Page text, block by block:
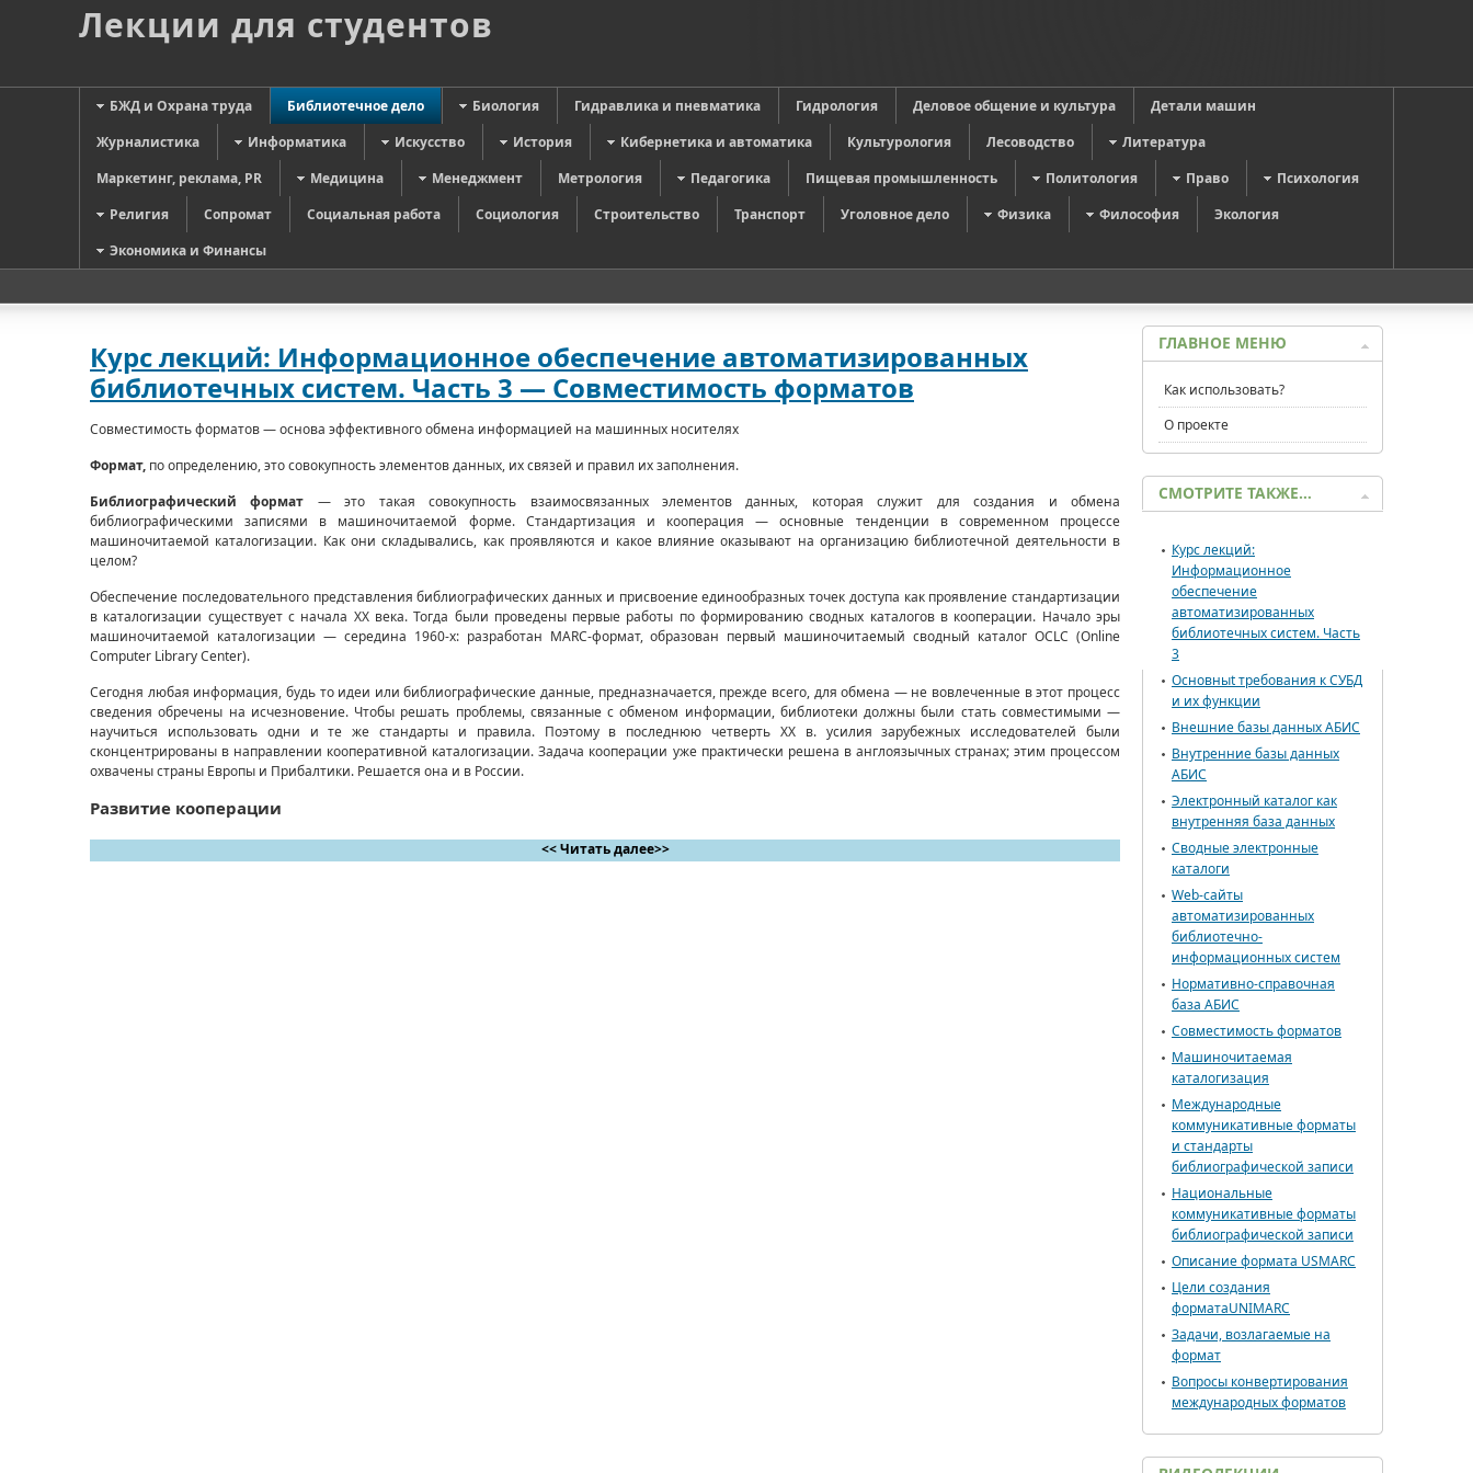
Лекции для студентов
БЖД и Охрана труда Библиотечное дело Биология Гидравлика и пневматика Гидрология Деловое общение и культура
Детали машин
Журналистика
Информатика Искусство История Кибернетика и автоматика Культурология Лесоводство
Литература
Маркетинг, реклама, PR
Медицина Менеджмент Метрология Педагогика Пищевая промышленность Политология Право
Психология
Религия
Сопромат Социальная работа Социология Строительство Транспорт Уголовное дело Физика Философия
Экология
Экономика и Финансы
Курс лекций: Информационное обеспечение автоматизированных
библиотечных систем. Часть 3 — Совместимость форматов
Совместимость форматов — основа эффективного обмена информацией на машинных носителях
Формат, по определению, это совокупность элементов данных, их связей и правил их заполнения.
Библиографический формат — это такая совокупность взаимосвязанных элементов данных, которая служит для создания и обмена
библиографическими записями в машиночитаемой форме. Стандартизация и кооперация — основные тенденции в современном процессе
машиночитаемой каталогизации. Как они складывались, как проявляются и какое влияние оказывают на организацию библиотечной деятельности в
целом?
Обеспечение последовательного представления библиографических данных и присвоение единообразных точек доступа как проявление стандартизации
в каталогизации существует с начала XX века. Тогда были проведены первые работы по формированию сводных каталогов в кооперации. Начало эры
машиночитаемой каталогизации — середина 1960-х: разработан MARC-формат, образован первый машиночитаемый сводный каталог OCLC (Online
Computer Library Center).
Сегодня любая информация, будь то идеи или библиографические данные, предназначается, прежде всего, для обмена — не вовлеченные в этот процесс
сведения обречены на исчезновение. Чтобы решать проблемы, связанные с обменом информации, библиотеки должны были стать совместимыми —
научиться использовать одни и те же стандарты и правила. Поэтому в последнюю четверть ХХ в. усилия зарубежных исследователей были
сконцентрированы в направлении кооперативной каталогизации. Задача кооперации уже практически решена в англоязычных странах; этим процессом
охвачены страны Европы и Прибалтики. Решается она и в России.
Развитие кооперации
<< Читать далее>>
ГЛАВНОЕ МЕНЮ
Как использовать?
О проекте
СМОТРИТЕ ТАКЖЕ…
Курс лекций:
Информационное
обеспечение
автоматизированных
библиотечных систем. Часть
3
Основныt требования к СУБД
и их функции
Внешние базы данных АБИС
Внутренние базы данных
АБИС
Электронный каталог как
внутренняя база данных
Сводные электронные
каталоги
Web-сайты
автоматизированных
библиотечно-
информационных систем
Нормативно-справочная
база АБИС
Совместимость форматов
Машиночитаемая
каталогизация
Международные
коммуникативные форматы
и стандарты
библиографической записи
Национальные
коммуникативные форматы
библиографической записи
Описание формата USMARC
Цели создания
форматаUNIMARC
Задачи, возлагаемые на
формат
Вопросы конвертирования
международных форматов